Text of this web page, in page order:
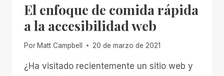
El enfoque de comida rápida
a la accesibilidad web
Por Matt Campbell 20 de marzo de 2021
¿Ha visitado recientemente un sitio web y